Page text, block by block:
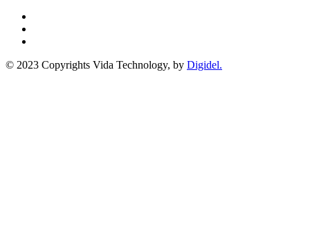
© 2023 Copyrights Vida Technology, by Digidel.